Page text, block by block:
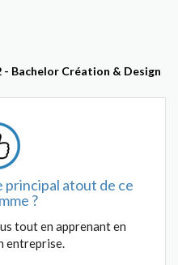
- Bachelor Création & Design
principal atout de ce
?
tout en apprenant en
entreprise.